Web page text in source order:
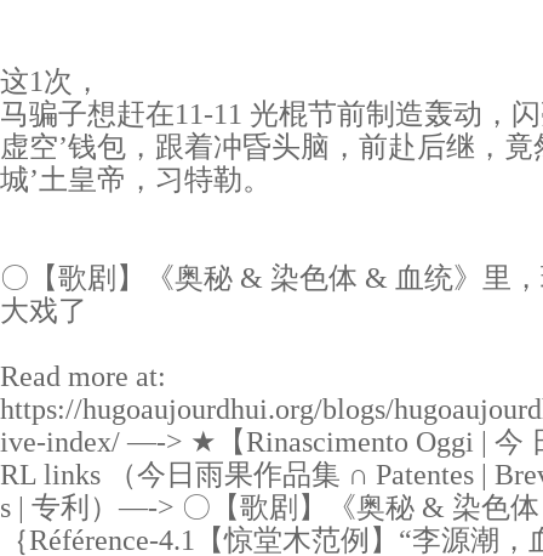
这1次，
马骗子想赶在11-11 光棍节前制造轰动，
虚空’钱包，跟着冲昏头脑，前赴后继，
城’土皇帝，习特勒。
〇【歌剧】《奥秘 & 染色体 & 血统》里
大戏了
Read more at:
https://hugoaujourdhui.org/blogs/
ive-index/ —-> ★【Rinascimento Oggi | 今
RL links （今日雨果作品集 ∩ Patentes |
s | 专利）—-> 〇【歌剧】《奥秘 & 染色
｛Référence-4.1【惊堂木范例】“李源潮